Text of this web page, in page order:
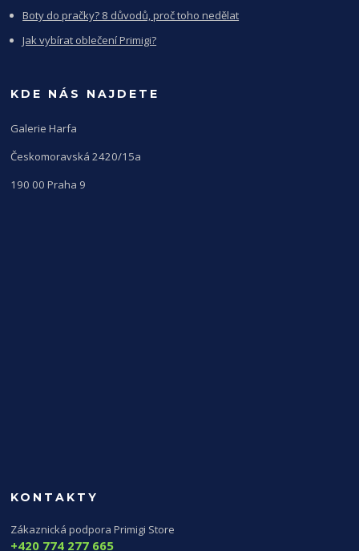
Boty do pračky? 8 důvodů, proč toho nedělat
Jak vybírat oblečení Primigi?
KDE NÁS NAJDETE
Galerie Harfa
Českomoravská 2420/15a
190 00 Praha 9
KONTAKTY
Zákaznická podpora Primigi Store
+420 774 277 665